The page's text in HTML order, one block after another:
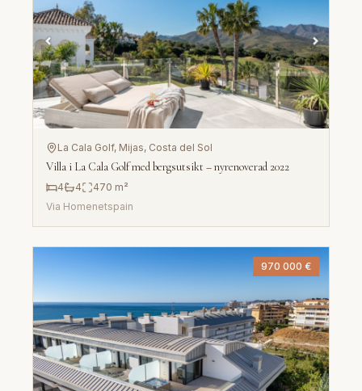
La Cala Golf, Mijas, Costa del Sol
Villa i La Cala Golf med bergsutsikt – nyrenoverad 2022
4 4 470 m²
Via Homenetspain
970 000 €